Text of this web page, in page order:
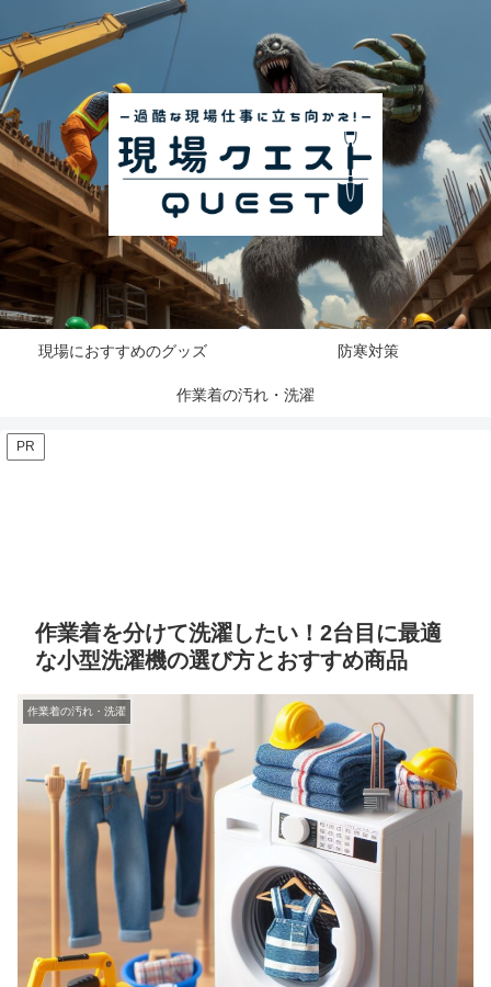
現場におすすめのグッズ 防寒対策
作業着の汚れ・洗濯
PR
作業着を分けて洗濯したい！2台目に最適
な小型洗濯機の選び方とおすすめ商品
作業着の汚れ・洗濯